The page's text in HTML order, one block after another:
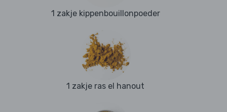
1 zakje kippenbouillonpoeder
1 zakje ras el hanout